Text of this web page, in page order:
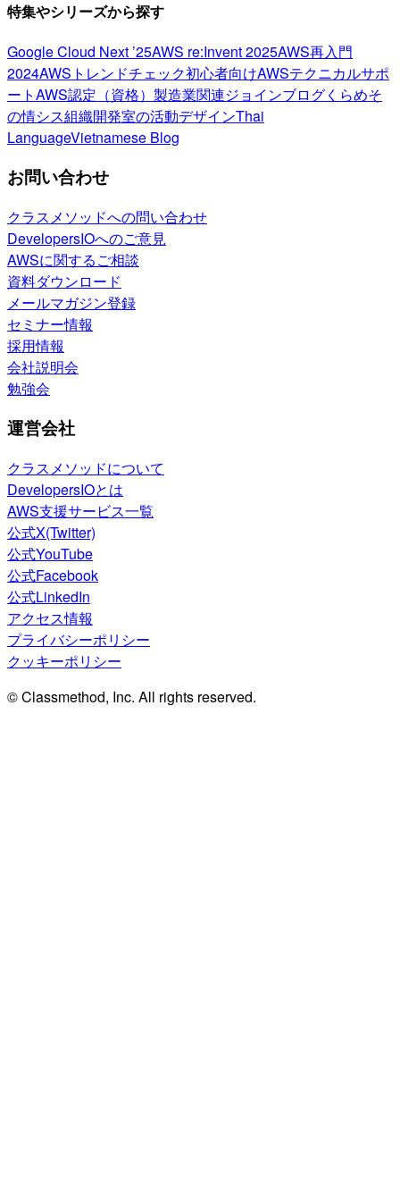
特集やシリーズから探す
Google Cloud Next ’25AWS re:Invent 2025AWS再入門
2024AWSトレンドチェック初心者向けAWSテクニカルサポ
ートAWS認定（資格） 製造業関連ジョインブログくらめそ
の情シス組織開発室の活動デザインThai
LanguageVietnamese Blog
お問い合わせ
クラスメソッドへの問い合わせ
DevelopersIOへのご意見
AWSに関するご相談
資料ダウンロード
メールマガジン登録
セミナー情報
採用情報
会社説明会
勉強会
運営会社
クラスメソッドについて
DevelopersIOとは
AWS支援サービス一覧
公式X(Twitter)
公式YouTube
公式Facebook
公式LinkedIn
アクセス情報
プライバシーポリシー
クッキーポリシー
© Classmethod, Inc. All rights reserved.